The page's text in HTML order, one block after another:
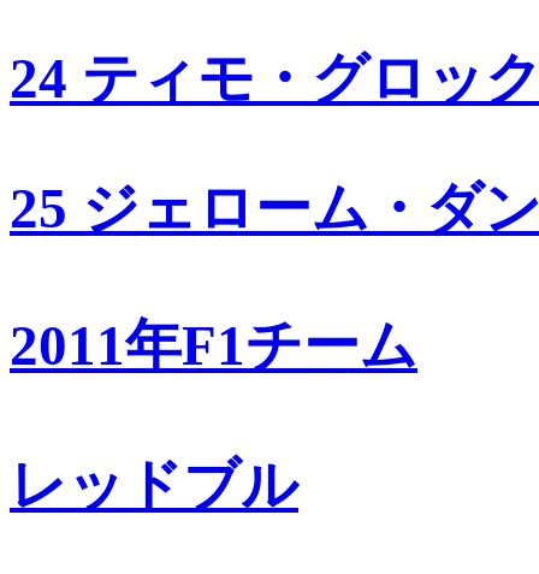
24 ティモ・グロッ
25 ジェローム・ダ
2011年F1チーム
レッドブル